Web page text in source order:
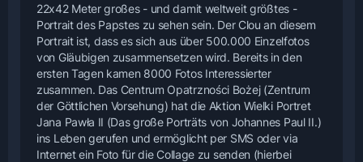
22x42 Meter großes - und damit weltweit größtes -
Portrait des Papstes zu sehen sein. Der Clou an diesem
Portrait ist, dass es sich aus über 500.000 Einzelfotos
von Gläubigen zusammensetzen wird. Bereits in den
ersten Tagen kamen 8000 Fotos Interessierter
zusammen. Das Centrum Opatrzności Bożej (Zentrum
der Göttlichen Vorsehung) hat die Aktion Wielki Portret
Jana Pawła II (Das große Porträts von Johannes Paul II.)
ins Leben gerufen und ermöglicht per SMS oder via
Internet ein Foto für die Collage zu senden (hierbei